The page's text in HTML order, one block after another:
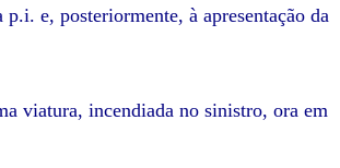
e, posteriormente, à apresentação da
viatura, incendiada no sinistro, ora em